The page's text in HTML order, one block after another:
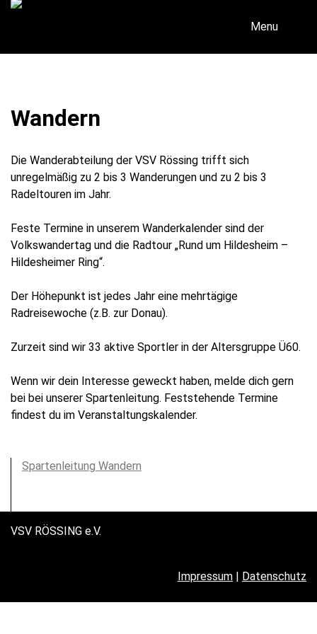
Skip
Menu
Wandern
Die Wanderabteilung der VSV Rössing trifft sich
unregelmäßig zu 2 bis 3 Wanderungen und zu 2 bis 3
Radeltouren im Jahr.
Feste Termine in unserem Wanderkalender sind der
Volkswandertag und die Radtour „Rund um Hildesheim –
Hildesheimer Ring“.
Der Höhepunkt ist jedes Jahr eine mehrtägige
Radreisewoche (z.B. zur Donau).
Zurzeit sind wir 33 aktive Sportler in der Altersgruppe Ü60.
Wenn wir dein Interesse geweckt haben, melde dich gern
bei bei unserer Spartenleitung. Feststehende Termine
findest du im Veranstaltungskalender.
Spartenleitung Wandern
VSV RÖSSING e.V.
Impressum | Datenschutz